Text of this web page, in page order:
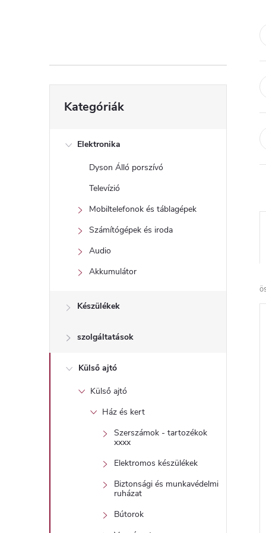
l
sátugrása
Kategóriák
Elektronika
Dyson Álló porszívó
Televízió
Mobiltelefonok és táblagépek
Számítógépek és iroda
Audio
Akkumulátor
Készülékek
szolgáltatások
Külső ajtó
Külső ajtó
Ház és kert
Szerszámok - tartozékok
xxxx
Elektromos készülékek
Biztonsági és munkavédelmi
ruházat
Bútorok
e